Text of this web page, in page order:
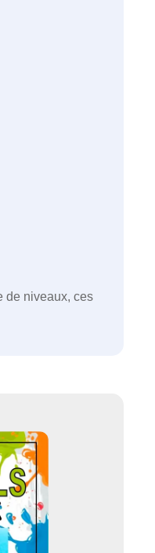
de niveaux, ces